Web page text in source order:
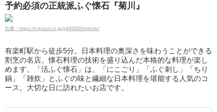
予約必須の正統派ふぐ懐石『菊川』
出典：https://r.gnavi.co.jp/g483800/photo/
有楽町駅から徒歩5分。日本料理の奥深さを味わうことができる
割烹の名店。懐石料理の技術を盛り込んだ本格的な料理が楽し
めます。「活ふぐ懐石」は、「にこごり」「ふぐ刺し」「ちり
鍋」「雑炊」とふぐの味と繊細な日本料理を堪能する人気のコ
ース。大切な日に訪れたいお店です。